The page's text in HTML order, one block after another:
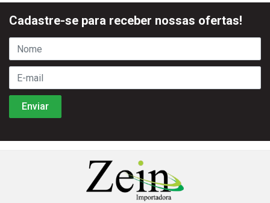
Cadastre-se para receber nossas ofertas!